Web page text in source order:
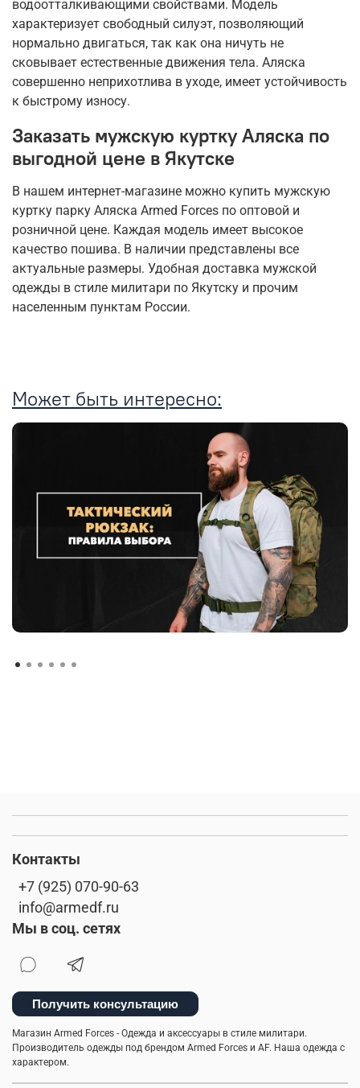
водоотталкивающими свойствами. Модель
характеризует свободный силуэт, позволяющий
нормально двигаться, так как она ничуть не
сковывает естественные движения тела. Аляска
совершенно неприхотлива в уходе, имеет устойчивость
к быстрому износу.
Заказать мужскую куртку Аляска по
выгодной цене в Якутске
В нашем интернет-магазине можно купить мужскую
куртку парку Аляска Armed Forces по оптовой и
розничной цене. Каждая модель имеет высокое
качество пошива. В наличии представлены все
актуальные размеры. Удобная доставка мужской
одежды в стиле милитари по Якутску и прочим
населенным пунктам России.
Может быть интересно:
Контакты
+7 (925) 070-90-63
info@armedf.ru
Мы в соц. сетях
Получить консультацию
Магазин Armed Forces - Одежда и аксессуары в стиле милитари.
Производитель одежды под брендом Armed Forces и AF. Наша одежда с
характером.